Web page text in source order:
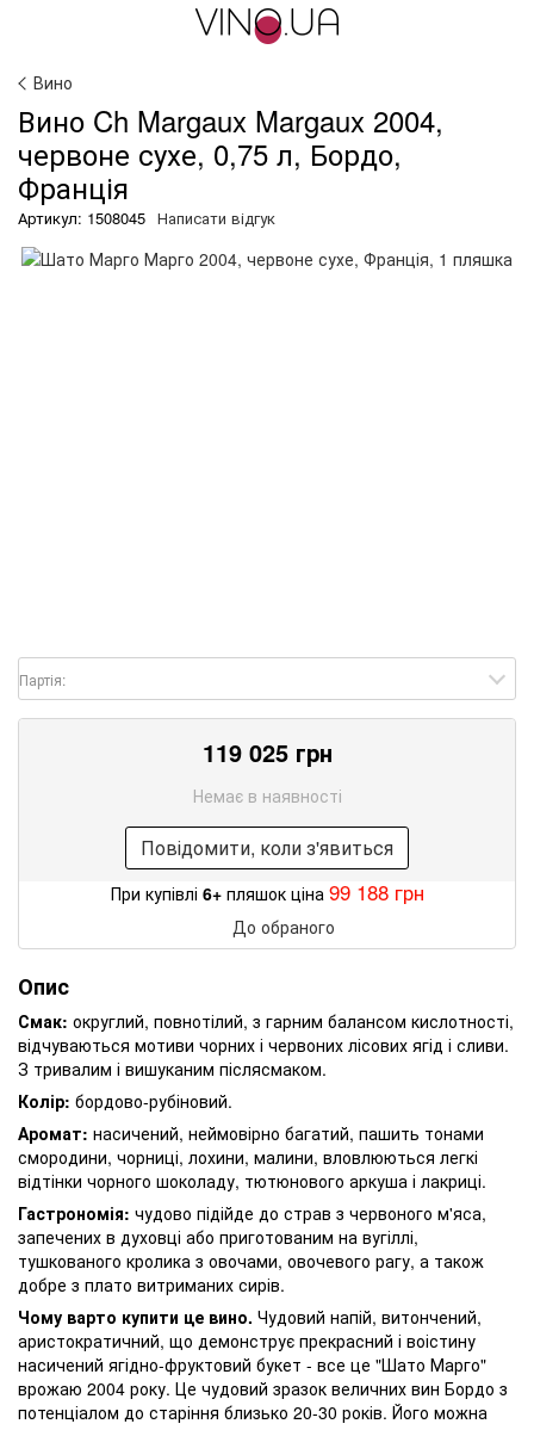
Вино
Вино Ch Margaux Margaux 2004,
червоне сухе, 0,75 л, Бордо,
Франція
Артикул: 1508045 Написати відгук
Партія:
119 025 грн
Немає в наявності
Повідомити, коли з'явиться
При купівлі 6+пляшок ціна 99 188 грн
До обраного
Опис
Смак: округлий, повнотілий, з гарним балансом кислотності,
відчуваються мотиви чорних і червоних лісових ягід і сливи.
З тривалим і вишуканим післясмаком.
Колір: бордово-рубіновий.
Аромат: насичений, неймовірно багатий, пашить тонами
смородини, чорниці, лохини, малини, вловлюються легкі
відтінки чорного шоколаду, тютюнового аркуша і лакриці.
Гастрономія: чудово підійде до страв з червоного м'яса,
запечених в духовці або приготованим на вугіллі,
тушкованого кролика з овочами, овочевого рагу, а також
добре з плато витриманих сирів.
Чому варто купити це вино. Чудовий напій, витончений,
аристократичний, що демонструє прекрасний і воістину
насичений ягідно-фруктовий букет - все це "Шато Марго"
врожаю 2004 року. Це чудовий зразок величних вин Бордо з
потенціалом до старіння близько 20-30 років. Його можна